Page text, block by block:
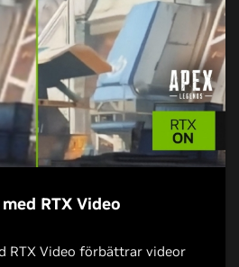
RTX Video
RTX Video förbättrar videor